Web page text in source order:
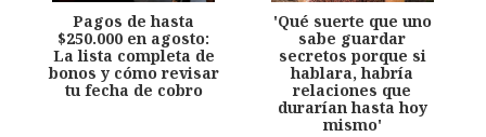
Pagos de hasta
$250.000 en agosto:
La lista completa de
bonos y cómo revisar
tu fecha de cobro
'Qué suerte que uno
sabe guardar
secretos porque si
hablara, habría
relaciones que
durarían hasta hoy
mismo'